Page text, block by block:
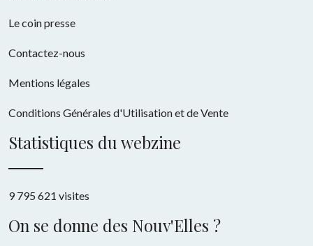
Le coin presse
Contactez-nous
Mentions légales
Conditions Générales d'Utilisation et de Vente
Statistiques du webzine
9 795 621 visites
On se donne des Nouv'Elles ?